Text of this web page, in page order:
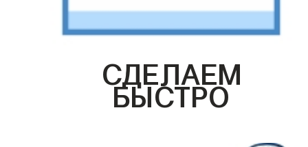
СДЕЛАЕМ
БЫСТРО